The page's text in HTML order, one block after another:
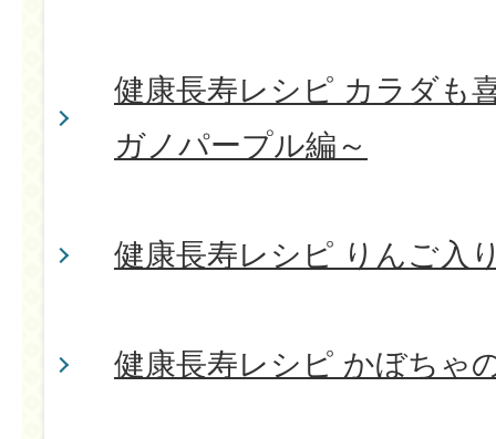
健康長寿レシピ カラダも
ガノパープル編～
健康長寿レシピ りんご入
健康長寿レシピ かぼちゃ